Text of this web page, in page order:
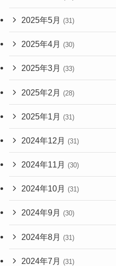
2025年5月 (31)
2025年4月 (30)
2025年3月 (33)
2025年2月 (28)
2025年1月 (31)
2024年12月 (31)
2024年11月 (30)
2024年10月 (31)
2024年9月 (30)
2024年8月 (31)
2024年7月 (31)